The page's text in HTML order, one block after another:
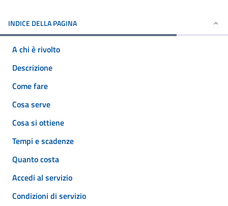
INDICE DELLA PAGINA
A chi è rivolto
Descrizione
Come fare
Cosa serve
Cosa si ottiene
Tempi e scadenze
Quanto costa
Accedi al servizio
Condizioni di servizio